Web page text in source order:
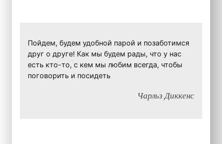
Пойдем, будем удобной парой и позаботимся
друг о друге! Как мы будем рады, что у нас
есть кто-то, с кем мы любим всегда, чтобы
поговорить и посидеть
Чарльз Диккенс